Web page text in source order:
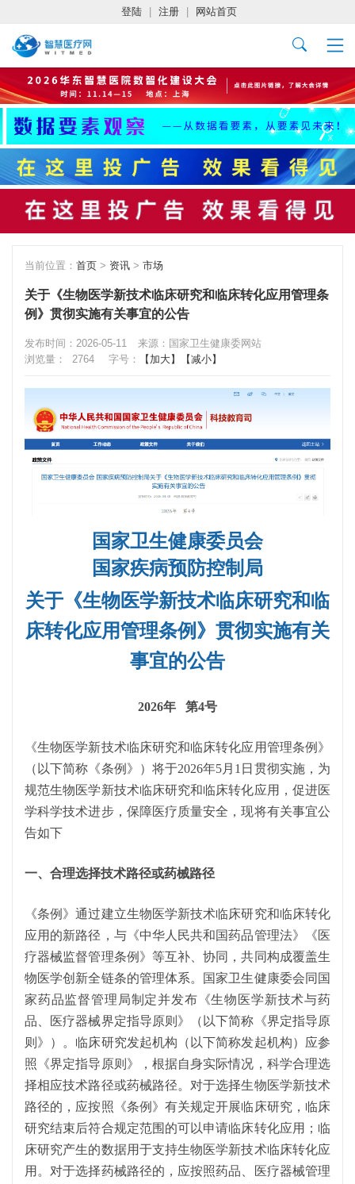
登陆 注册 网站首页
当前位置： 首页 > 资讯 > 市场
关于《生物医学新技术临床研究和临床转化应用管理条
例》贯彻实施有关事宜的公告
发布时间：2026-05-11
来源：国家卫生健康委网站
浏览量：
2764 字号： 【加大】 【减小】
国家卫生健康委员会
国家疾病预防控制局
关于《生物医学新技术临床研究和临
床转化应用管理条例》贯彻实施有关
事宜的公告
2026年 第4号
《生物医学新技术临床研究和临床转化应用管理条例》
（以下简称《条例》）将于2026年5月1日贯彻实施，为
规范生物医学新技术临床研究和临床转化应用，促进医
学科学技术进步，保障医疗质量安全，现将有关事宜公
告如下
一、合理选择技术路径或药械路径
《条例》通过建立生物医学新技术临床研究和临床转化
应用的新路径，与《中华人民共和国药品管理法》《医
疗器械监督管理条例》等互补、协同，共同构成覆盖生
物医学创新全链条的管理体系。国家卫生健康委会同国
家药品监督管理局制定并发布《生物医学新技术与药
品、医疗器械界定指导原则》（以下简称《界定指导原
则》）。临床研究发起机构（以下简称发起机构）应参
照《界定指导原则》，根据自身实际情况，科学合理选
择相应技术路径或药械路径。对于选择生物医学新技术
路径的，应按照《条例》有关规定开展临床研究，临床
研究结束后符合规定范围的可以申请临床转化应用；临
床研究产生的数据用于支持生物医学新技术临床转化应
用。对于选择药械路径的，应按照药品、医疗器械管理